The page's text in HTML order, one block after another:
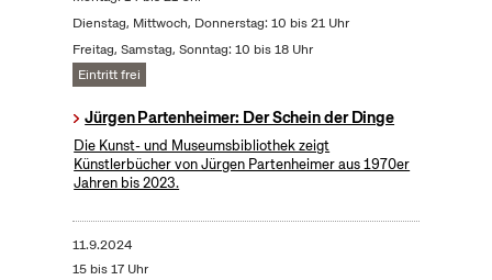
Dienstag, Mittwoch, Donnerstag: 10 bis 21 Uhr
Freitag, Samstag, Sonntag: 10 bis 18 Uhr
Eintritt frei
Jürgen Partenheimer: Der Schein der Dinge
Die Kunst- und Museumsbibliothek zeigt
Künstlerbücher von Jürgen Partenheimer aus 1970er
Jahren bis 2023.
11.9.2024
15 bis 17 Uhr